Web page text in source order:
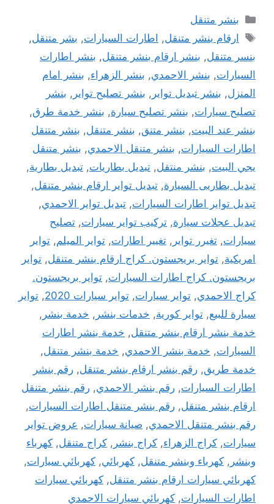
التصنيفات
بنشر متنقل
الوسوم
ارقام بنشر متنقل, اطارات السيارات, بشر متنقل,
بنسر متنقل, بنشر ارقام بنشر متنقل, بنشر اطارات
السيارات, بنشر الاحمدي, بنشر الزهراء, بنشر امام
المنزل, بنشر تبديل تواير , بنشر تصليح تواير , بنشر
تصليح سيارات, بنشر تصليح سيارة, بنشر خدمة طرق,
بنشر عند البيت, بنشر متنق, بنشر متنقل, بنشر متنقل
اطارات السيارات, بنشر متنقل الاحمدي, بنشر متنقل
يجي البيت, بنشر منتقل, تبديل بطاريات, تبديل بطارية,
تبديل بطاريى السيارة, تبديل تواير ارقام بنشر متنقل,
تبديل تواير اطارات السيارات, تبديل تواير الاحمدي,
تبديل عجلات سيارة, تركيب تواير سيارات, تصليح
سيارات, تغيرر تواير , تغيير اطارات, تواير الميلم, تواير
امريكية, تواير بريجستون. كراج ارقام بنشر متنقل, تواير
بريجستون. كراج اطارات السيارات, تواير بريجستون.
كراج الاحمدي, تواير سيارات, تواير سيارات 2020 , تواير
سيارة للبيع, تواير كورية, خدمات بنشر , خدمة بنشر ,
خدمة بنشر ارقام بنشر متنقل, خدمة بنشر اطارات
السيارات, خدمة بنشر الاحمدي, خدمة بنشر متنقل,
خدمة طريق, رقم بنشر ارقام بنشر متنقل, رقم بنشر
اطارات السيارات, رقم بنشر الاحمدي, رقم بنشر متنقل
ارقام بنشر متنقل, رقم بنشر متنقل اطارات السيارات,
رقم بنشر متنقل الاحمدي, صيانة سيارات, عروض تواير
سيارات, كراج الزهراء, كراج بنشر , كراج متنقل, كهرباء
وبنشر , كهرباء وبنشر متنقل, كهربائي, كهربائي سيارات,
كهربائي سيارات ارقام بنشر متنقل, كهربائي سيارات
اطارات السيارات, كهربائي سيارات الاحمدي